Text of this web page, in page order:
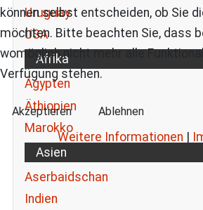
Uruguay
USA
Afrika
Ägypten
Äthiopien
Marokko
Asien
Aserbaidschan
Indien
können selbst entscheiden, ob Sie
möchten. Bitte beachten Sie, dass
womöglich nicht mehr alle
Verfügung stehen.
Akzeptieren Ablehnen
Weitere Informationen